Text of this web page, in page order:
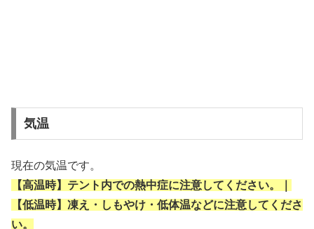
気温
現在の気温です。
【高温時】テント内での熱中症に注意してください。｜
【低温時】凍え・しもやけ・低体温などに注意してくださ
い。